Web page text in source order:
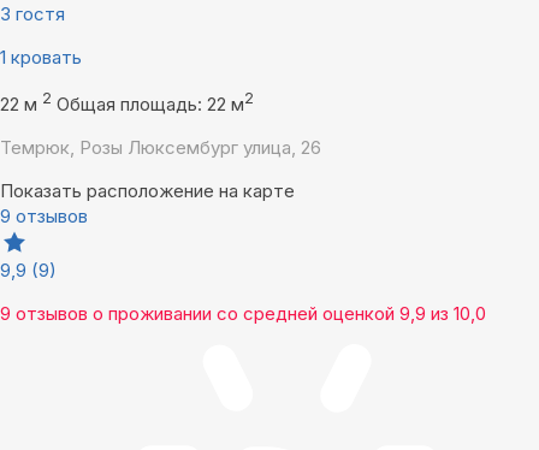
3 гостя
1 кровать
22 м 2 Общая площадь: 22 м2
Темрюк, Розы Люксембург улица, 26
Показать расположение на карте
9 отзывов
9,9 (9)
9 отзывов о проживании со средней оценкой 9,9 из 10,0